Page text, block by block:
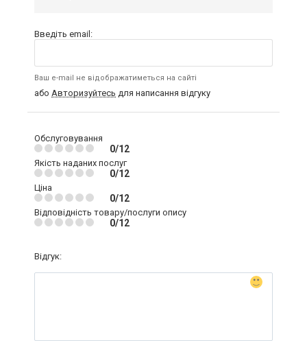
Введіть email:
Ваш e-mail не відображатиметься на сайті
або Авторизуйтесь для написання відгуку
Обслуговування
0/12
Якість наданих послуг
0/12
Ціна
0/12
Відповідність товару/послуги опису
0/12
Відгук: